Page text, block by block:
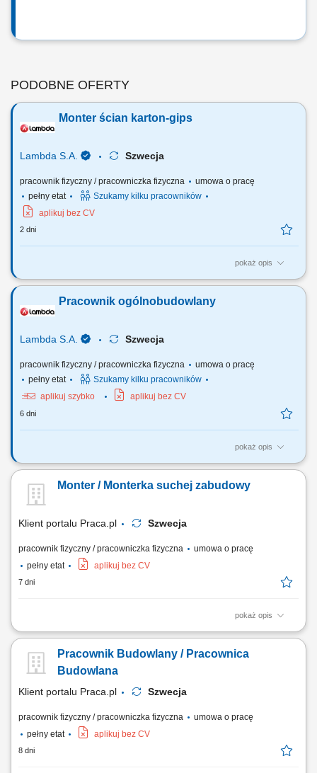
PODOBNE OFERTY
Monter ścian karton-gips
Lambda S.A. Szwecja
pracownik fizyczny / pracowniczka fizyczna
umowa o pracę
pełny etat
Szukamy kilku pracowników
aplikuj bez CV
2 dni
pokaż opis
Twój zakres obowiązków: Montaż konstrukcji ścian i sufitów oraz płyt
jednym z naszych projektów m.in. przy obiektów przemysłowych;
Pracownik ogólnobudowlany
Lambda S.A. Szwecja
pracownik fizyczny / pracowniczka fizyczna
umowa o pracę
pełny etat
Szukamy kilku pracowników
aplikuj szybko
aplikuj bez CV
6 dni
pokaż opis
Twój zakres obowiązków: Prace ogólnobudowlane - pomoc przy
kosmetyczne; Prace porządkowe na placu budowy;
Monter / Monterka suchej zabudowy
Klient portalu Praca.pl Szwecja
pracownik fizyczny / pracowniczka fizyczna
umowa o pracę
pełny etat
aplikuj bez CV
7 dni
pokaż opis
Instalacja stelaży pod ściany działowe oraz sufity podwieszane.
Wykonywanie prac wykończeniowych, w tym szpachlowania i
gipsowania powierzchni.
Pracownik Budowlany / Pracownica
Budowlana
Klient portalu Praca.pl Szwecja
pracownik fizyczny / pracowniczka fizyczna
umowa o pracę
pełny etat
aplikuj bez CV
8 dni